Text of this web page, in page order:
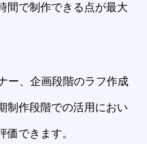
間で制作できる点が最大
ー、企画段階のラフ作成
制作段階での活用におい
価できます。